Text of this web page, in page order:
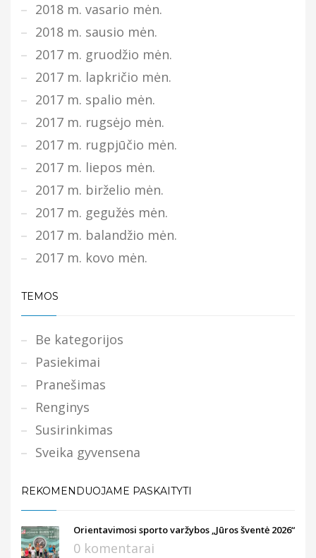
2018 m. vasario mėn.
2018 m. sausio mėn.
2017 m. gruodžio mėn.
2017 m. lapkričio mėn.
2017 m. spalio mėn.
2017 m. rugsėjo mėn.
2017 m. rugpjūčio mėn.
2017 m. liepos mėn.
2017 m. birželio mėn.
2017 m. gegužės mėn.
2017 m. balandžio mėn.
2017 m. kovo mėn.
TEMOS
Be kategorijos
Pasiekimai
Pranešimas
Renginys
Susirinkimas
Sveika gyvensena
REKOMENDUOJAME PASKAITYTI
Orientavimosi sporto varžybos „Jūros šventė 2026“
0 komentarai